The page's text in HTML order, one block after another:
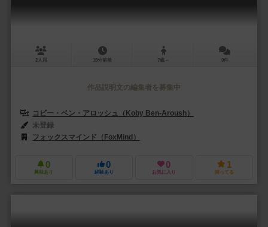
2人用 15分前後 7歳～ 0件
作品説明文の編集者を募集中
コビー・ベン・アロッシュ（Koby Ben-Aroush）
未登録
フォックスマインド（FoxMind）
0
興味あり
0
経験あり
0
お気に入り
1
持ってる